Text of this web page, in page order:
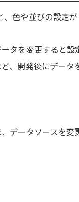
色や並びの設定が
タを変更すると
、開発後にデータ
データソースを変